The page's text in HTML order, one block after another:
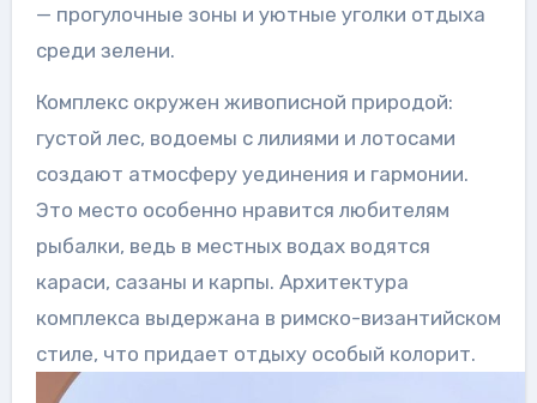
— прогулочные зоны и уютные уголки отдыха
среди зелени.
Комплекс окружен живописной природой:
густой лес, водоемы с лилиями и лотосами
создают атмосферу уединения и гармонии.
Это место особенно нравится любителям
рыбалки, ведь в местных водах водятся
караси, сазаны и карпы. Архитектура
комплекса выдержана в римско-византийском
стиле, что придает отдыху особый колорит.